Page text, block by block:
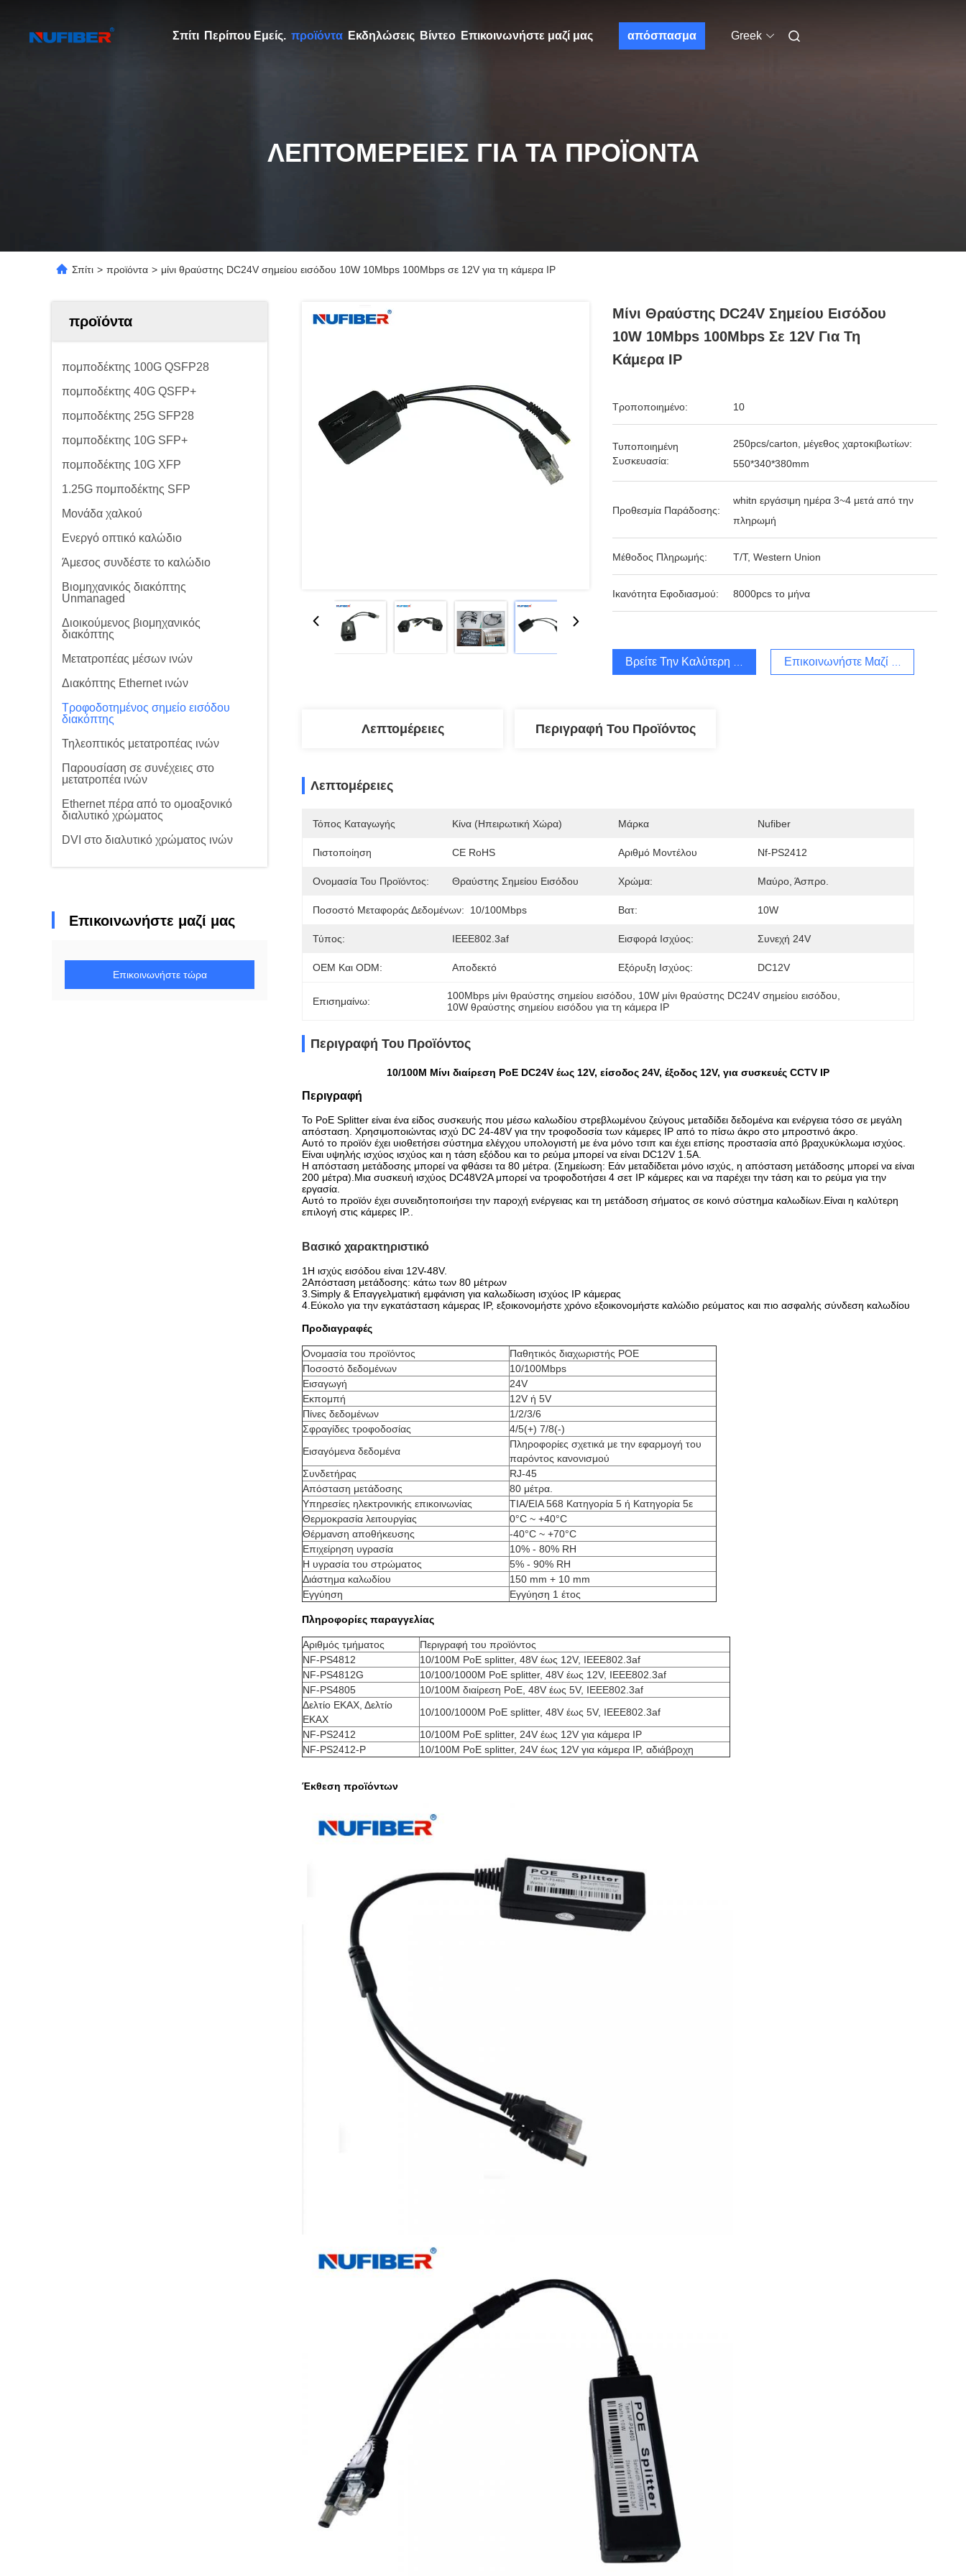
Σπίτι Περίπου Εμείς. προϊόντα Εκδηλώσεις Βίντεο Επικοινωνήστε μαζί μας απόσπασμα Greek
ΛΕΠΤΟΜΈΡΕΙΕΣ ΓΙΑ ΤΑ ΠΡΟΪΌΝΤΑ
Σπίτι > προϊόντα > μίνι θραύστης DC24V σημείου εισόδου 10W 10Mbps 100Mbps σε 12V για τη κάμερα IP
προϊόντα
πομποδέκτης 100G QSFP28
πομποδέκτης 40G QSFP+
πομποδέκτης 25G SFP28
πομποδέκτης 10G SFP+
πομποδέκτης 10G XFP
1.25G πομποδέκτης SFP
Μονάδα χαλκού
Ενεργό οπτικό καλώδιο
Άμεσος συνδέστε το καλώδιο
Βιομηχανικός διακόπτης
Unmanaged
Διοικούμενος βιομηχανικός
διακόπτης
Μετατροπέας μέσων ινών
Διακόπτης Ethernet ινών
Τροφοδοτημένος σημείο εισόδου
διακόπτης
Τηλεοπτικός μετατροπέας ινών
Παρουσίαση σε συνέχειες στο
μετατροπέα ινών
Ethernet πέρα από το ομοαξονικό
διαλυτικό χρώματος
DVI στο διαλυτικό χρώματος ινών
Επικοινωνήστε μαζί μας
Επικοινωνήστε τώρα
Μίνι Θραύστης DC24V Σημείου Εισόδου
10W 10Mbps 100Mbps Σε 12V Για Τη
Κάμερα IP
Τροποποιημένο: 10
Τυποποιημένη
Συσκευασία:
250pcs/carton, μέγεθος χαρτοκιβωτίων:
550*340*380mm
Προθεσμία Παράδοσης:
whitn εργάσιμη ημέρα 3~4 μετά από την
πληρωμή
Μέθοδος Πληρωμής: T/T, Western Union
Ικανότητα Εφοδιασμού: 8000pcs το μήνα
Βρείτε Την Καλύτερη Τιμή Επικοινωνήστε Μαζί Μας
Λεπτομέρειες Περιγραφή Του Προϊόντος
Λεπτομέρειες
Τόπος Καταγωγής Κίνα (ηπειρωτική Χώρα) Μάρκα Nufiber
Πιστοποίηση CE RoHS Αριθμό Μοντέλου Nf-PS2412
Ονομασία Του Προϊόντος: Θραύστης Σημείου Εισόδου Χρώμα: Μαύρο, Άσπρο.
Ποσοστό Μεταφοράς Δεδομένων: 10/100Mbps Βατ: 10W
Τύπος: IEEE802.3af Εισφορά Ισχύος: Συνεχή 24V
OEM Και ODM: Αποδεκτό Εξόρυξη Ισχύος: DC12V
Επισημαίνω: 100Mbps μίνι θραύστης σημείου εισόδου 10W μίνι θραύστης DC24V σημείου εισόδου
10W θραύστης σημείου εισόδου για τη κάμερα IP
Περιγραφή Του Προϊόντος
10/100M Μίνι διαίρεση PoE DC24V έως 12V, είσοδος 24V, έξοδος 12V, για συσκευές CCTV IP
Περιγραφή
Το PoE Splitter είναι ένα είδος συσκευής που μέσω καλωδίου στρεβλωμένου ζεύγους μεταδίδει δεδομένα και ενέργεια τόσο σε μεγάλη
απόσταση. Χρησιμοποιώντας ισχύ DC 24-48V για την τροφοδοσία των κάμερες IP από το πίσω άκρο στο μπροστινό άκρο.
Αυτό το προϊόν έχει υιοθετήσει σύστημα ελέγχου υπολογιστή με ένα μόνο τσιπ και έχει επίσης προστασία από βραχυκύκλωμα ισχύος.
Είναι υψηλής ισχύος ισχύος και η τάση εξόδου και το ρεύμα μπορεί να είναι DC12V 1.5A.
Η απόσταση μετάδοσης μπορεί να φθάσει τα 80 μέτρα. (Σημείωση: Εάν μεταδίδεται μόνο ισχύς, η απόσταση μετάδοσης μπορεί να είναι
200 μέτρα).Μια συσκευή ισχύος DC48V2A μπορεί να τροφοδοτήσει 4 σετ IP κάμερες και να παρέχει την τάση και το ρεύμα για την
εργασία.
Αυτό το προϊόν έχει συνειδητοποιήσει την παροχή ενέργειας και τη μετάδοση σήματος σε κοινό σύστημα καλωδίων.Είναι η καλύτερη
επιλογή στις κάμερες IP..
Βασικό χαρακτηριστικό
1Η ισχύς εισόδου είναι 12V-48V.
2Απόσταση μετάδοσης: κάτω των 80 μέτρων
3.Simply & Επαγγελματική εμφάνιση για καλωδίωση ισχύος IP κάμερας
4.Εύκολο για την εγκατάσταση κάμερας IP, εξοικονομήστε χρόνο εξοικονομήστε καλώδιο ρεύματος και πιο ασφαλής σύνδεση καλωδίου
Προδιαγραφές
Ονομασία του προϊόντος
Παθητικός διαχωριστής POE
Ποσοστό δεδομένων
10/100Mbps
Εισαγωγή
24V
Εκπομπή
12V ή 5V
Πίνες δεδομένων
1/2/3/6
Σφραγίδες τροφοδοσίας
4/5(+) 7/8(-)
Εισαγόμενα δεδομένα
Πληροφορίες σχετικά με την εφαρμογή του
παρόντος κανονισμού
Συνδετήρας
RJ-45
Απόσταση μετάδοσης
80 μέτρα.
Υπηρεσίες ηλεκτρονικής επικοινωνίας
ΤΙΑ/ΕΙΑ 568 Κατηγορία 5 ή Κατηγορία 5ε
Θερμοκρασία λειτουργίας
0°C ~ +40°C
Θέρμανση αποθήκευσης
-40°C ~ +70°C
Επιχείρηση υγρασία
10% - 80% RH
Η υγρασία του στρώματος
5% - 90% RH
Διάστημα καλωδίου
150 mm + 10 mm
Εγγύηση
Εγγύηση 1 έτος
Πληροφορίες παραγγελίας
Αριθμός τμήματος
Περιγραφή του προϊόντος
NF-PS4812
10/100M PoE splitter, 48V έως 12V, IEEE802.3af
NF-PS4812G
10/100/1000M PoE splitter, 48V έως 12V, IEEE802.3af
NF-PS4805
10/100M διαίρεση PoE, 48V έως 5V, IEEE802.3af
Δελτίο ΕΚΑΧ, Δελτίο
ΕΚΑΧ
10/100/1000M PoE splitter, 48V έως 5V, IEEE802.3af
NF-PS2412
10/100M PoE splitter, 24V έως 12V για κάμερα IP
NF-PS2412-P
10/100M PoE splitter, 24V έως 12V για κάμερα IP, αδιάβροχη
Έκθεση προϊόντων